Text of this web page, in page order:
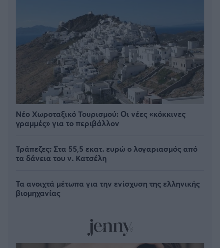
Νέο Χωροταξικό Τουρισμού: Οι νέες «κόκκινες
γραμμές» για το περιβάλλον
Τράπεζες: Στα 55,5 εκατ. ευρώ ο λογαριασμός από
τα δάνεια του ν. Κατσέλη
Τα ανοιχτά μέτωπα για την ενίσχυση της ελληνικής
βιομηχανίας